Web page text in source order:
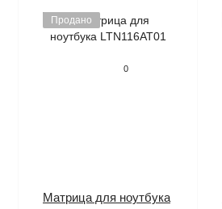
Продано
0
Матрица для ноутбука